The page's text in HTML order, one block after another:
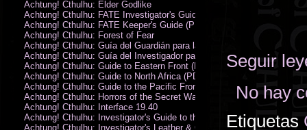
Seguir
No hay
Etiquetas
Achtung! Cthulhu: Elder Godlike
Achtung! Cthulhu: FATE Investigator's Guide (PDF)
Achtung! Cthulhu: FATE Keeper's Guide (PDF)
Achtung! Cthulhu: Forest of Fear
Achtung! Cthulhu: Guía del Guardián para la Guerra Secreta
Achtung! Cthulhu: Guía del Investigador para la Guerra Secreta
Achtung! Cthulhu: Guide to Eastern Front (PDF)
Achtung! Cthulhu: Guide to North Africa (PDF)
Achtung! Cthulhu: Guide to the Pacific Front
Achtung! Cthulhu: Horrors of the Secret War
Achtung! Cthulhu: Interface 19.40
Achtung! Cthulhu: Investigator's Guide to the Secret War
Achtung! Cthulhu: Investigator's Leather & Canvas Bag